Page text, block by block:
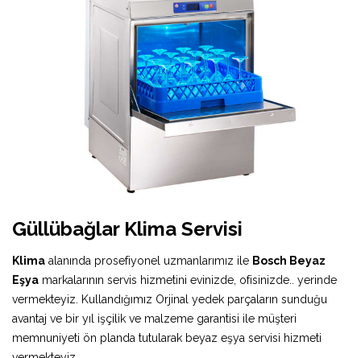
Güllübağlar Klima Servisi
Klima alanında prosefiyonel uzmanlarımız ile Bosch Beyaz
Eşya markalarının servis hizmetini evinizde, ofisinizde.. yerinde
vermekteyiz. Kullandığımız Orjinal yedek parçaların sunduğu
avantaj ve bir yıl işçilik ve malzeme garantisi ile müşteri
memnuniyeti ön planda tutularak beyaz eşya servisi hizmeti